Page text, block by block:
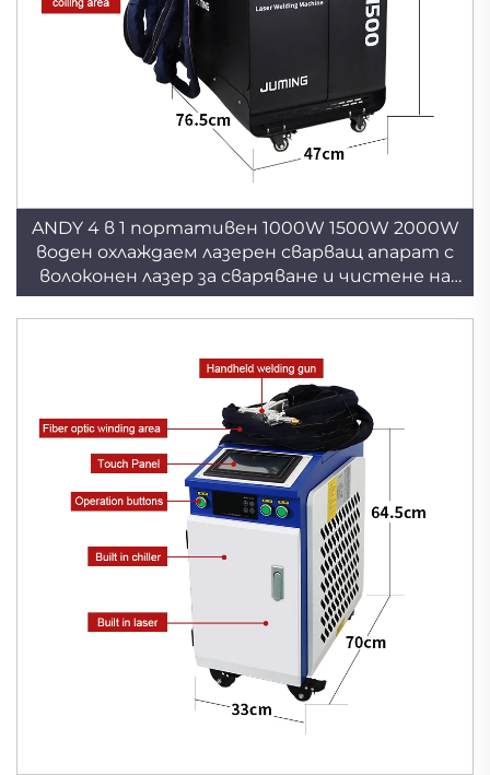
ANDY 4 в 1 портативен 1000W 1500W 2000W
воден охлаждаем лазерен сварващ апарат с
волоконен лазер за сваряване и чистене на
метал